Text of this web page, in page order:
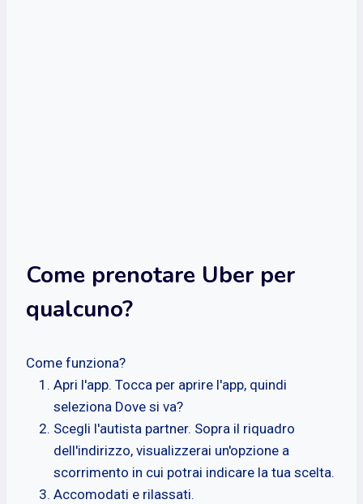
Come prenotare Uber per
qualcuno?
Come funziona?
Apri l'app. Tocca per aprire l'app, quindi
seleziona Dove si va?
Scegli l'autista partner. Sopra il riquadro
dell'indirizzo, visualizzerai un'opzione a
scorrimento in cui potrai indicare la tua scelta.
Accomodati e rilassati.